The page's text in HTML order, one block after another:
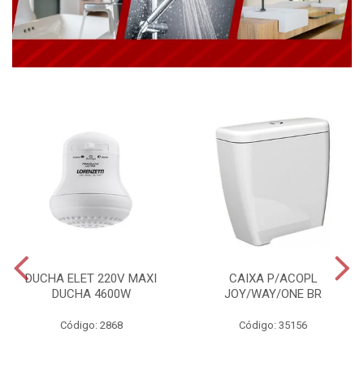
DUCHA ELET 220V MAXI
DUCHA 4600W
Código: 2868
CAIXA P/ACOPL
JOY/WAY/ONE BR
Código: 35156